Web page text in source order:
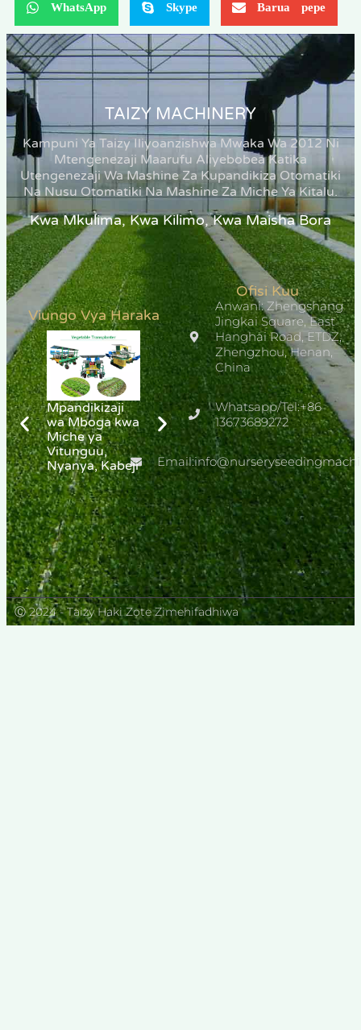
WhatsApp Skype Barua pepe
TAIZY MACHINERY
Kampuni Ya Taizy Iliyoanzishwa Mwaka Wa 2012 Ni
Mtengenezaji Maarufu Aliyebobea Katika
Utengenezaji Wa Mashine Za Kupandikiza Otomatiki
Na Nusu Otomatiki Na Mashine Za Miche Ya Kitalu.
Kwa Mkulima, Kwa Kilimo, Kwa Maisha Bora
Viungo Vya Haraka
Mpandikizaji
wa Mboga kwa
Miche ya
Vitunguu,
Nyanya, Kabeji
Mpandikizaji
wa Miche ya
Pilipili
Kipandikiza
Katani
Ofisi Kuu
Anwani: Zhengshang
Jingkai Square, East
Hanghai Road, ETDZ,
Zhengzhou, Henan,
China
Whatsapp/Tel:+86
13673689272
Ⓒ 2024 - Taizy Haki Zote Zimehifadhiwa